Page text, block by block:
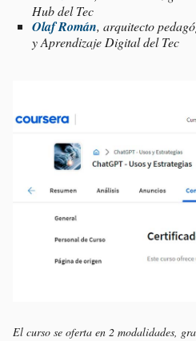
Hub del Tec
Olaf Román, arquitecto
y Aprendizaje Digital del Tec
El curso se oferta en 2 modalidades,